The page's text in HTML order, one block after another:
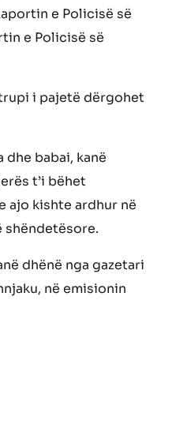
e Policisë së
e Policisë së
i pajetë dërgohet
dhe babai, kanë
t’i bëhet
ajo kishte ardhur në
shëndetësore.
dhënë nga gazetari
në emisionin